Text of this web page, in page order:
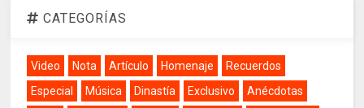
CATEGORÍAS
Video Nota Artículo Homenaje
Recuerdos
Especial
Música Dinastía Exclusivo
Anécdotas